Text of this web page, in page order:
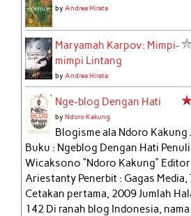
byAndrea Hirata
Maryamah Karpov: Mimpi-
mimpi Lintang
byAndrea Hirata
Nge-blog Dengan Hati
byNdoro Kakung
Blogisme ala Ndoro Kakung
Buku : Ngeblog Dengan Hati
Wicaksono “Ndoro Kakung”
Ariestanty Penerbit : Gagas Media,
Cetakan pertama, 2009 Jumlah
142 Di ranah blog Indonesia, nama